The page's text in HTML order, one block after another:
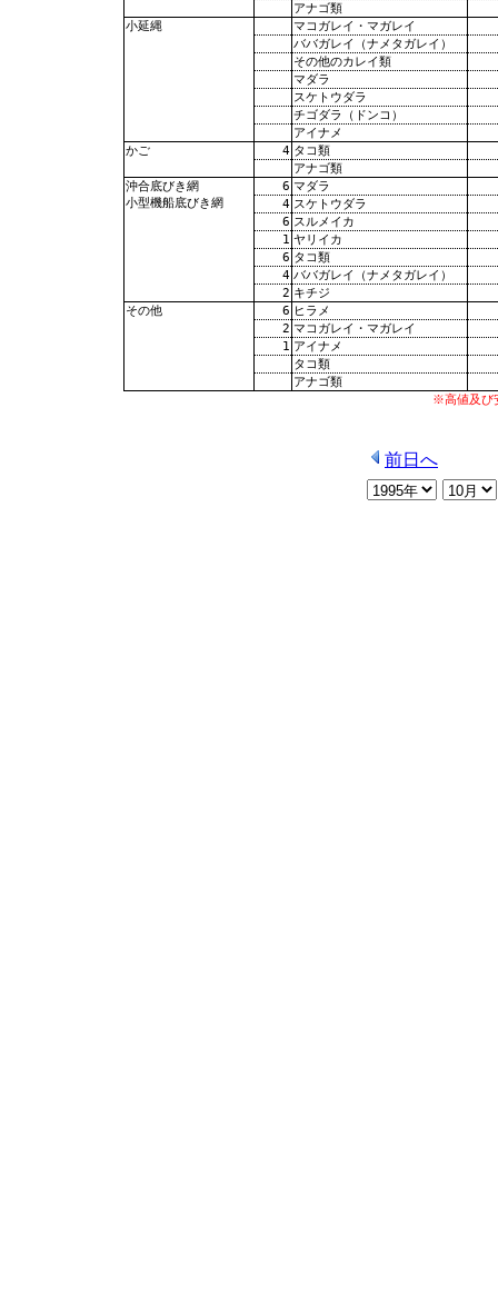
アナゴ類
小延縄
マコガレイ・マガレイ
ババガレイ（ナメタガレイ）
その他のカレイ類
マダラ
スケトウダラ
チゴダラ（ドンコ）
アイナメ
かご 4 タコ類
アナゴ類
沖合底びき網 6 マダラ
小型機船底びき網 4 スケトウダラ
6 スルメイカ
1 ヤリイカ
6 タコ類
4 ババガレイ（ナメタガレイ）
2 キチジ
その他 6 ヒラメ
2 マコガレイ・マガレイ
1 アイナメ
タコ類
アナゴ類
※高値及び
前日へ